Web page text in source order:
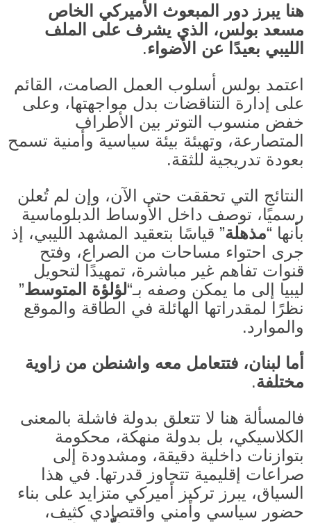
هنا يبرز دور المبعوث الأميركي الخاص
مسعد بولس، الذي يشرف على الملف
الليبي بعيدًا عن الأضواء.
اعتمد بولس أسلوب العمل الصامت، القائم
على إدارة التناقضات بدل مواجهتها، وعلى
خفض منسوب التوتر بين الأطراف
المتصارعة، وتهيئة بيئة سياسية وأمنية تسمح
بعودة تدريجية للثقة.
النتائج التي تحققت حتى الآن، وإن لم تُعلن
رسميًا، توصف داخل الأوساط الدبلوماسية
بأنها “مذهلة” قياسًا بتعقيد المشهد الليبي، إذ
جرى احتواء مساحات من الصراع، وفتح
قنوات تفاهم غير مباشرة، تمهيدًا لتحويل
ليبيا إلى ما يمكن وصفه بـ“لؤلؤة المتوسط”
نظرًا لمقدراتها الهائلة في الطاقة والموقع
والموارد.
أما لبنان، فتتعامل معه واشنطن من زاوية
مختلفة.
فالمسألة هنا لا تتعلق بدولة فاشلة بالمعنى
الكلاسيكي، بل بدولة منهكة، محكومة
بتوازنات داخلية دقيقة، ومشدودة إلى
صراعات إقليمية تتجاوز قدرتها. في هذا
السياق، يبرز تركيز أميركي متزايد على بناء
حضور سياسي وأمني واقتصادي كثيف،